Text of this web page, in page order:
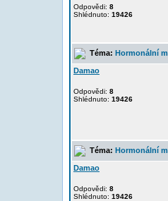
Odpovědi: 8
Shlédnuto: 19426
Téma: Hormonální
Damao
Odpovědi: 8
Shlédnuto: 19426
Téma: Hormonální
Damao
Odpovědi: 8
Shlédnuto: 19426